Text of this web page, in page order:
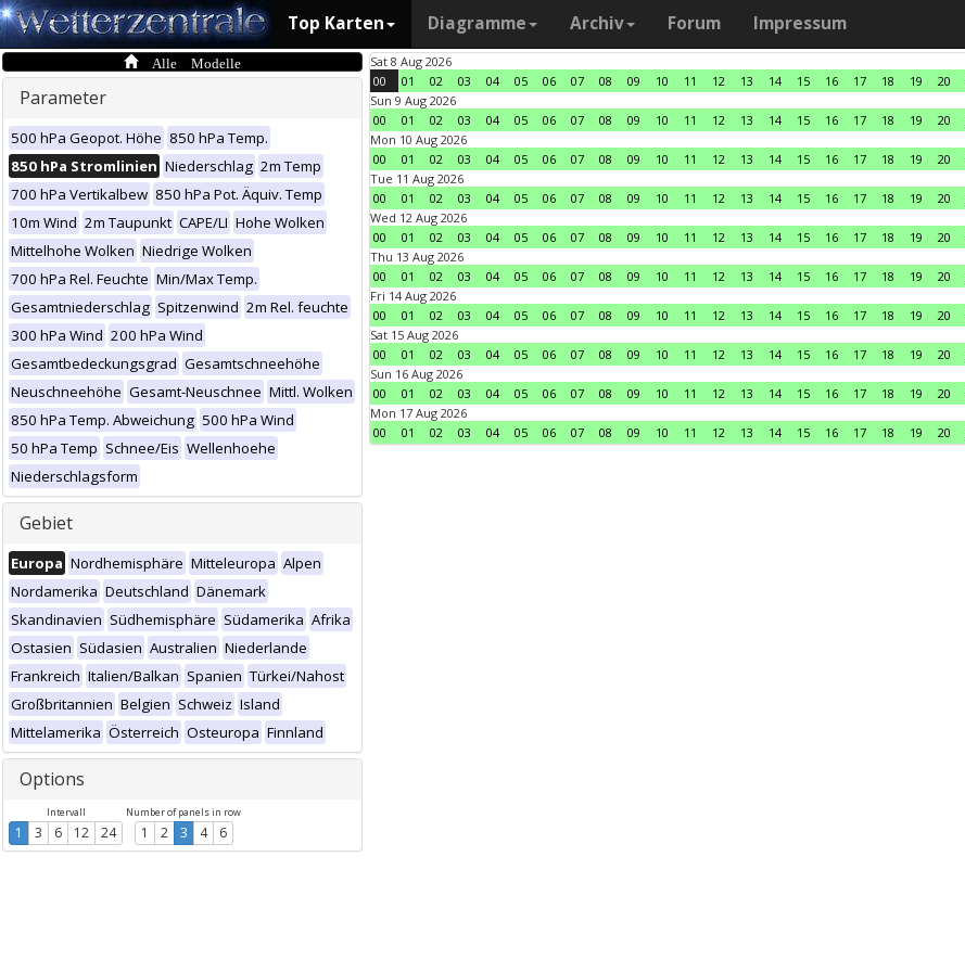
Top Karten Diagramme Archiv Forum Impressum
Alle Modelle
Parameter
500 hPa Geopot. Höhe 850 hPa Temp.
850 hPa Stromlinien Niederschlag 2m Temp
700 hPa Vertikalbew 850 hPa Pot. Äquiv. Temp
10m Wind 2m Taupunkt CAPE/LI Hohe Wolken
Mittelhohe Wolken Niedrige Wolken
700 hPa Rel. Feuchte Min/Max Temp.
Gesamtniederschlag Spitzenwind 2m Rel. feuchte
300 hPa Wind 200 hPa Wind
Gesamtbedeckungsgrad Gesamtschneehöhe
Neuschneehöhe Gesamt-Neuschnee Mittl. Wolken
850 hPa Temp. Abweichung 500 hPa Wind
50 hPa Temp Schnee/Eis Wellenhoehe
Niederschlagsform
Gebiet
Europa Nordhemisphäre Mitteleuropa Alpen
Nordamerika Deutschland Dänemark
Skandinavien Südhemisphäre Südamerika Afrika
Ostasien Südasien Australien Niederlande
Frankreich Italien/Balkan Spanien Türkei/Nahost
Großbritannien Belgien Schweiz Island
Mittelamerika Österreich Osteuropa Finnland
Options
Intervall
1 3 6 12 24
Number of panels in row
1 2 3 4 6
Sat 8 Aug 2026
00
01 02 03 04 05 06 07 08 09 10 11 12 13 14 15 16 17 18 19 20
Sun 9 Aug 2026
00
01 02 03 04 05 06 07 08 09 10 11 12 13 14 15 16 17 18 19 20
Mon 10 Aug 2026
00
01 02 03 04 05 06 07 08 09 10 11 12 13 14 15 16 17 18 19 20
Tue 11 Aug 2026
00
01 02 03 04 05 06 07 08 09 10 11 12 13 14 15 16 17 18 19 20
Wed 12 Aug 2026
00
01 02 03 04 05 06 07 08 09 10 11 12 13 14 15 16 17 18 19 20
Thu 13 Aug 2026
00
01 02 03 04 05 06 07 08 09 10 11 12 13 14 15 16 17 18 19 20
Fri 14 Aug 2026
00
01 02 03 04 05 06 07 08 09 10 11 12 13 14 15 16 17 18 19 20
Sat 15 Aug 2026
00
01 02 03 04 05 06 07 08 09 10 11 12 13 14 15 16 17 18 19 20
Sun 16 Aug 2026
00
01 02 03 04 05 06 07 08 09 10 11 12 13 14 15 16 17 18 19 20
Mon 17 Aug 2026
00
01 02 03 04 05 06 07 08 09 10 11 12 13 14 15 16 17 18 19 20